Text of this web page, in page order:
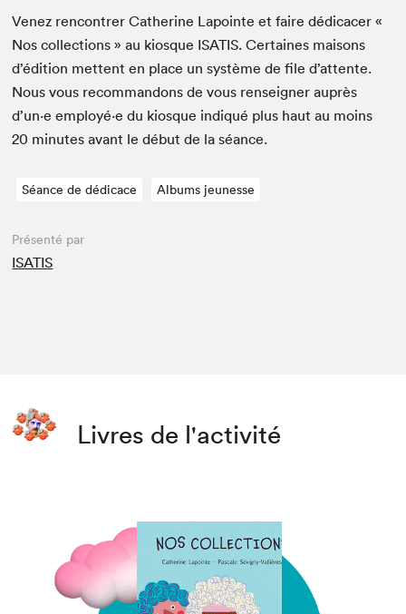
Venez ren­con­tr­er Cather­ine Lapointe et faire dédi­cac­er «
Nos col­lec­tions » au kiosque ISATIS. Cer­taines maisons
d’édi­tion met­tent en place un sys­tème de file d’at­tente.
Nous vous recom­man­dons de vous ren­seign­er auprès
d’un·e employé·e du kiosque indiqué plus haut au moins
20 min­utes avant le début de la séance.
Séance de dédicace Albums jeunesse
Présenté par
ISATIS
Livres de l'activité